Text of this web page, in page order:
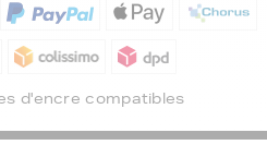
d'encre compatibles
suivez notre actualité et